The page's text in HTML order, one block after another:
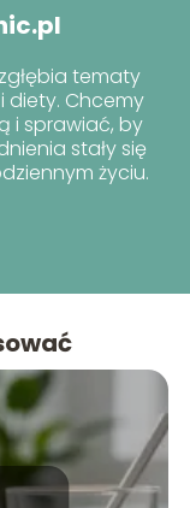
tematy
diety. Chcemy
i sprawiać, by
stały się
życiu.